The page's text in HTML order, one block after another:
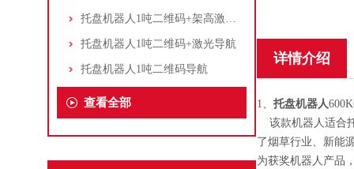
托盘机器人1吨二维码+架高激光导航
托盘机器人1吨二维码+激光导航
托盘机器人1吨二维码导航
查看全部
详情介绍
1、 托盘机器人
该款机器人适合
了烟草行业、新能
为获奖机器人产品